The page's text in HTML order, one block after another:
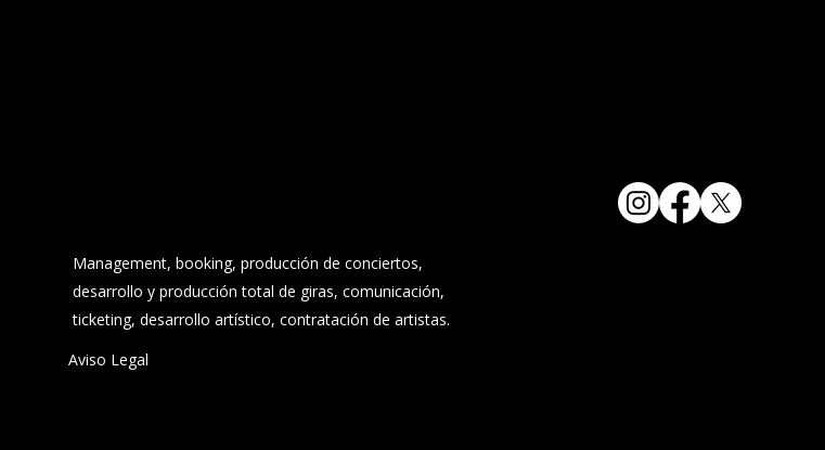
Management, booking, producción de conciertos,
desarrollo y producción total de giras, comunicación,
ticketing, desarrollo artístico, contratación de artistas.
Aviso Legal